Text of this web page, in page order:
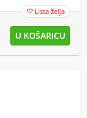
 Lista želja